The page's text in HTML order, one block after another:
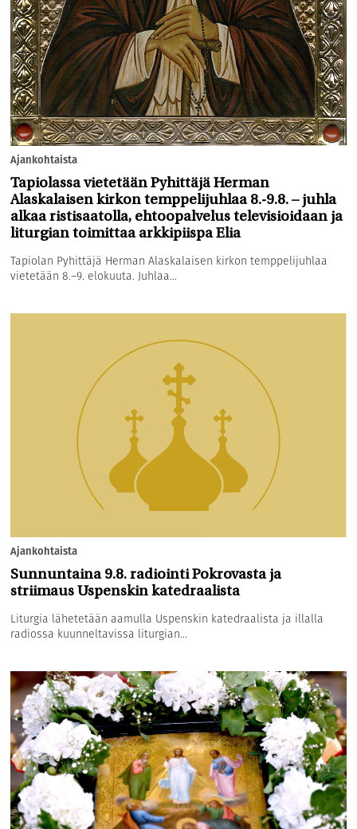
Ajankohtaista
Tapiolassa vietetään Pyhittäjä Herman
Alaskalaisen kirkon temppelijuhlaa 8.-9.8. – juhla
alkaa ristisaatolla, ehtoopalvelus televisioidaan ja
liturgian toimittaa arkkipiispa Elia
Tapiolan Pyhittäjä Herman Alaskalaisen kirkon temppelijuhlaa
vietetään 8.–9. elokuuta. Juhlaa...
Ajankohtaista
Sunnuntaina 9.8. radiointi Pokrovasta ja
striimaus Uspenskin katedraalista
Liturgia lähetetään aamulla Uspenskin katedraalista ja illalla
radiossa kuunneltavissa liturgian...